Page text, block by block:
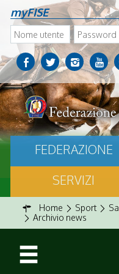
myFISE
FEDERAZIONE
SERVIZI
Home Sport
Archivio news